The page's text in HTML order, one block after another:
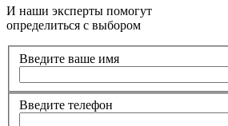
И наши эксперты помогут
определиться с выбором
Введите ваше имя
Введите телефон